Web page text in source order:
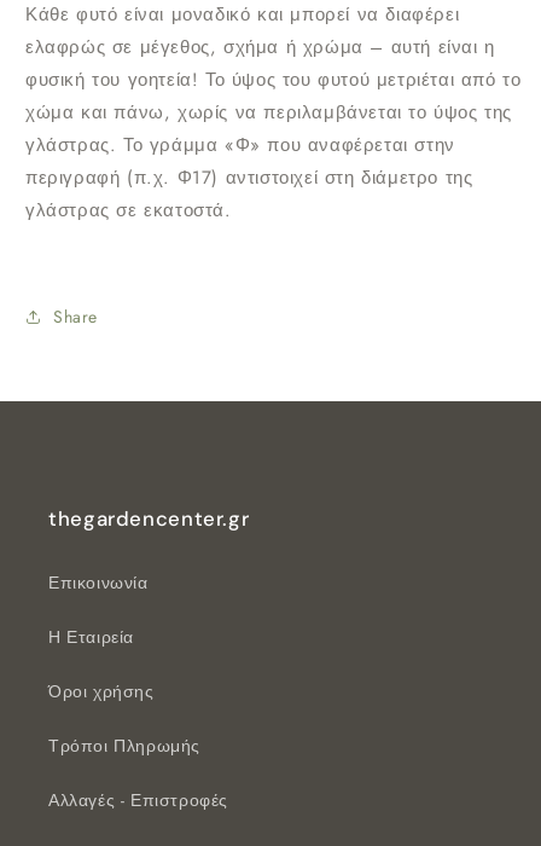
Κάθε φυτό είναι μοναδικό και μπορεί να διαφέρει
ελαφρώς σε μέγεθος, σχήμα ή χρώμα – αυτή είναι η
φυσική του γοητεία! Το ύψος του φυτού μετριέται από το
χώμα και πάνω, χωρίς να περιλαμβάνεται το ύψος της
γλάστρας. Το γράμμα «Φ» που αναφέρεται στην
περιγραφή (π.χ. Φ17) αντιστοιχεί στη διάμετρο της
γλάστρας σε εκατοστά.
Share
thegardencenter.gr
Επικοινωνία
Η Εταιρεία
Όροι χρήσης
Τρόποι Πληρωμής
Αλλαγές - Επιστροφές